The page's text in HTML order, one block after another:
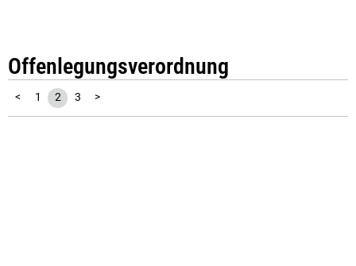
Offenlegungsverordnung
< 1 2 3 >